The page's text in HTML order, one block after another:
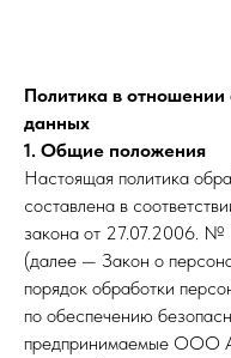
Политика в
данных
1. Общие положения
Настоящая политика
составлена в
закона от 27.07.2006.
(далее — Закон о
порядок обработки
по обеспечению
предпринимаемые ООО